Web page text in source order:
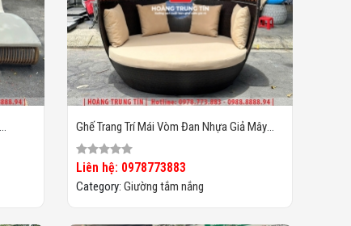
Ghế Trang Trí Mái Vòm Đan Nhựa Giả Mây
HTT013
Liên hệ: 0978773883
Category: Giường tắm nắng